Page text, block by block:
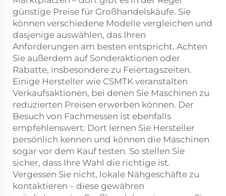
günstige Preise für Großhandelskäufe. Sie
können verschiedene Modelle vergleichen und
dasjenige auswählen, das Ihren
Anforderungen am besten entspricht. Achten
Sie außerdem auf Sonderaktionen oder
Rabatte, insbesondere zu Feiertagszeiten.
Einige Hersteller wie CSMTK veranstalten
Verkaufsaktionen, bei denen Sie Maschinen zu
reduzierten Preisen erwerben können. Der
Besuch von Fachmessen ist ebenfalls
empfehlenswert: Dort lernen Sie Hersteller
persönlich kennen und können die Maschinen
sogar vor dem Kauf testen. So stellen Sie
sicher, dass Ihre Wahl die richtige ist.
Vergessen Sie nicht, lokale Nähgeschäfte zu
kontaktieren – diese gewähren